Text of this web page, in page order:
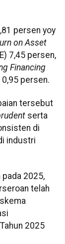
persen yoy
on Asset
7,45 persen,
Financing
persen.
tersebut
serta
di
industri
2025,
telah
2025